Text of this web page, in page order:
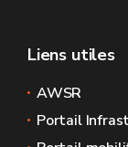
Liens utiles
AWSR
Portail